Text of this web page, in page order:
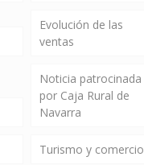
Evolución de las
ventas
Noticia patrocinada
por Caja Rural de
Navarra
Turismo y comercio